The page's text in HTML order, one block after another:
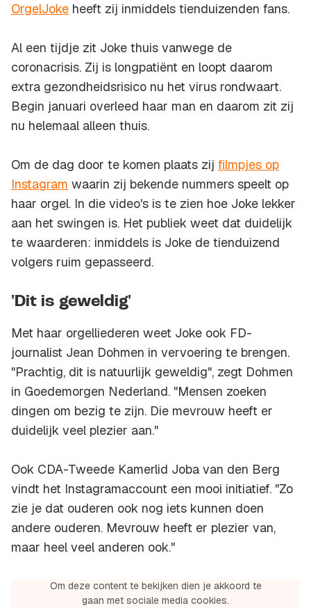
OrgelJoke heeft zij inmiddels tienduizenden fans.
Al een tijdje zit Joke thuis vanwege de
coronacrisis. Zij is longpatiënt en loopt daarom
extra gezondheidsrisico nu het virus rondwaart.
Begin januari overleed haar man en daarom zit zij
nu helemaal alleen thuis.
Om de dag door te komen plaats zij filmpjes op
Instagram waarin zij bekende nummers speelt op
haar orgel. In die video's is te zien hoe Joke lekker
aan het swingen is. Het publiek weet dat duidelijk
te waarderen: inmiddels is Joke de tienduizend
volgers ruim gepasseerd.
'Dit is geweldig'
Met haar orgelliederen weet Joke ook FD-
journalist Jean Dohmen in vervoering te brengen.
"Prachtig, dit is natuurlijk geweldig", zegt Dohmen
in Goedemorgen Nederland. "Mensen zoeken
dingen om bezig te zijn. Die mevrouw heeft er
duidelijk veel plezier aan."
Ook CDA-Tweede Kamerlid Joba van den Berg
vindt het Instagramaccount een mooi initiatief. "Zo
zie je dat ouderen ook nog iets kunnen doen
andere ouderen. Mevrouw heeft er plezier van,
maar heel veel anderen ook."
Instagram access token is not configured.
Om deze content te bekijken dien je akkoord te
gaan met sociale media cookies.